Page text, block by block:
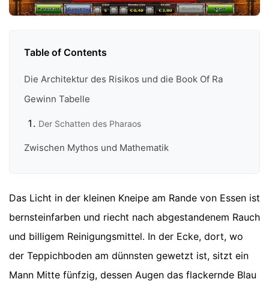
Table of Contents
Die Architektur des Risikos und die Book Of Ra
Gewinn Tabelle
Der Schatten des Pharaos
Zwischen Mythos und Mathematik
Das Licht in der kleinen Kneipe am Rande von Essen ist
bernsteinfarben und riecht nach abgestandenem Rauch
und billigem Reinigungsmittel. In der Ecke, dort, wo
der Teppichboden am dünnsten gewetzt ist, sitzt ein
Mann Mitte fünfzig, dessen Augen das flackernde Blau